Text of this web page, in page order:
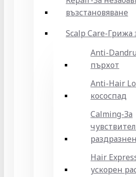
възстановяване
Scalp Care-Грижа
Anti-
пърхот
Anti-Hair
кососпад
Calming-За
Hair
ускорен